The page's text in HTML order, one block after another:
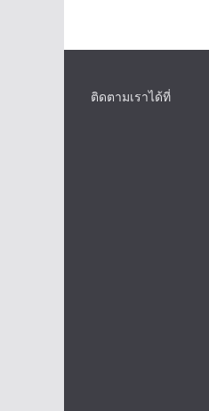
ติดตามเราได้ที่